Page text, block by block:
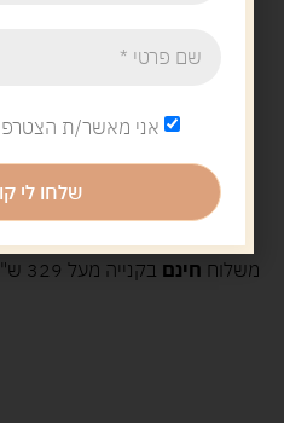
משלוח חינם בקנייה מעל 329 ש"ח
אני מאשר/ת
שלחו לי